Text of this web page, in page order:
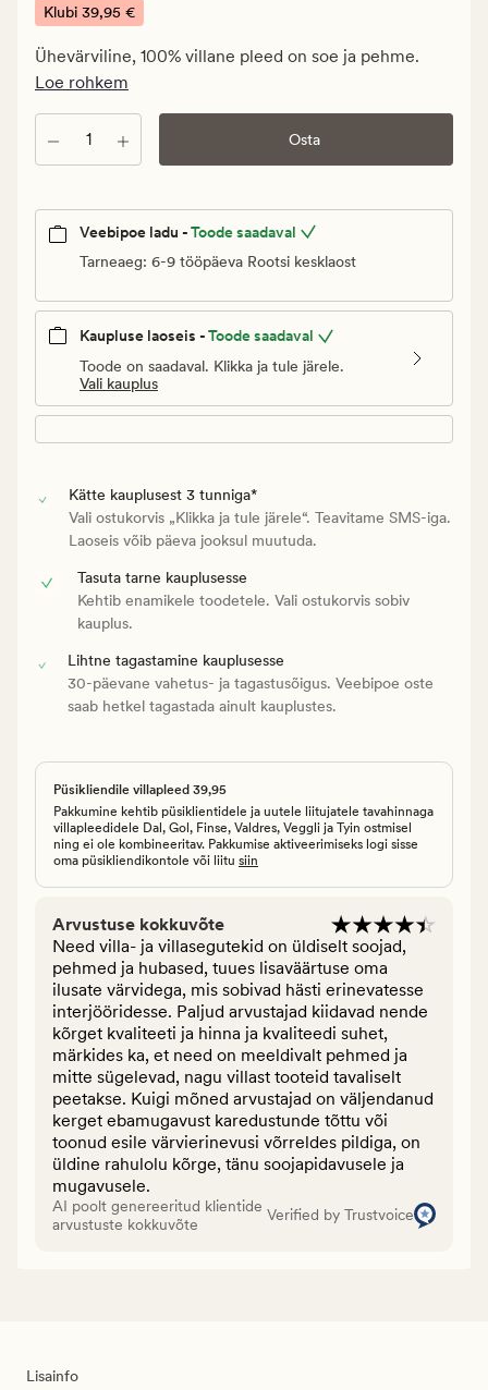
€.
39,95
€
Klubi 39,95 €
Ühevärviline, 100% villane pleed on soe ja pehme.
Loe rohkem
Kogus Osta
Veebipoe ladu -Toode saadaval
Tarneaeg: 6-9 tööpäeva Rootsi kesklaost
Kaupluse laoseis -Toode saadaval
Toode on saadaval. Klikka ja tule järele.
Vali kauplus
Kätte kauplusest 3 tunniga*
Vali ostukorvis „Klikka ja tule järele“. Teavitame SMS-iga.
Laoseis võib päeva jooksul muutuda.
Tasuta tarne kauplusesse
Kehtib enamikele toodetele. Vali ostukorvis sobiv
kauplus.
Lihtne tagastamine kauplusesse
30-päevane vahetus- ja tagastusõigus. Veebipoe oste
saab hetkel tagastada ainult kauplustes.
Püsikliendile villapleed 39,95
Pakkumine kehtib püsiklientidele ja uutele liitujatele tavahinnaga
villapleedidele Dal, Gol, Finse, Valdres, Veggli ja Tyin ostmisel
ning ei ole kombineeritav. Pakkumise aktiveerimiseks logi sisse
oma püsikliendikontole või liitu siin
Arvustuse kokkuvõte
Need villa- ja villasegutekid on üldiselt soojad,
pehmed ja hubased, tuues lisaväärtuse oma
ilusate värvidega, mis sobivad hästi erinevatesse
interjööridesse. Paljud arvustajad kiidavad nende
kõrget kvaliteeti ja hinna ja kvaliteedi suhet,
märkides ka, et need on meeldivalt pehmed ja
mitte sügelevad, nagu villast tooteid tavaliselt
peetakse. Kuigi mõned arvustajad on väljendanud
kerget ebamugavust karedustunde tõttu või
toonud esile värvierinevusi võrreldes pildiga, on
üldine rahulolu kõrge, tänu soojapidavusele ja
mugavusele.
AI poolt genereeritud klientide
arvustuste kokkuvõte
Verified by Trustvoice
Lisainfo